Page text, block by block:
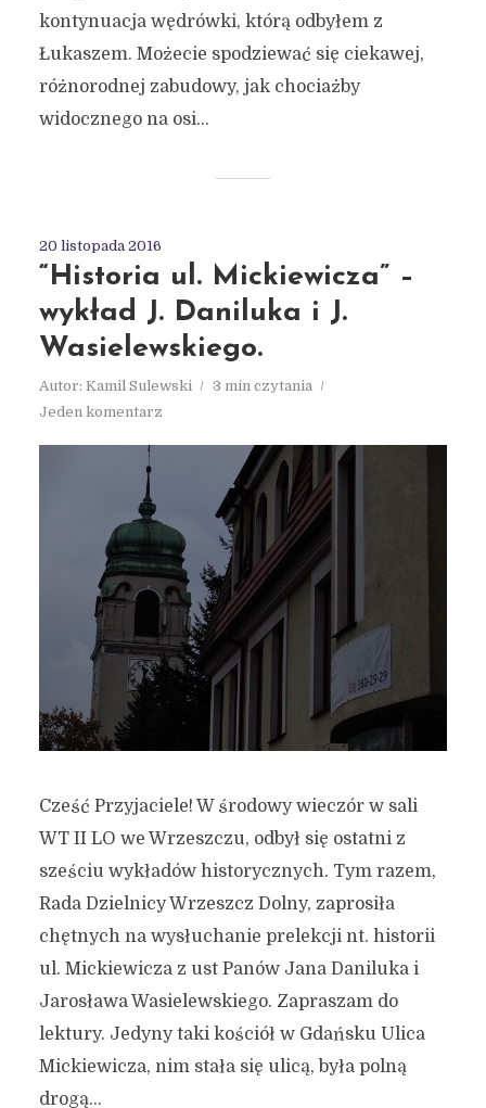
kontynuacja wędrówki, którą odbyłem z
Łukaszem. Możecie spodziewać się ciekawej,
różnorodnej zabudowy, jak chociażby
widocznego na osi...
20 listopada 2016
“Historia ul. Mickiewicza” –
wykład J. Daniluka i J.
Wasielewskiego.
Autor: Kamil Sulewski
3 min czytania
Jeden komentarz
Cześć Przyjaciele! W środowy wieczór w sali
WT II LO we Wrzeszczu, odbył się ostatni z
sześciu wykładów historycznych. Tym razem,
Rada Dzielnicy Wrzeszcz Dolny, zaprosiła
chętnych na wysłuchanie prelekcji nt. historii
ul. Mickiewicza z ust Panów Jana Daniluka i
Jarosława Wasielewskiego. Zapraszam do
lektury. Jedyny taki kościół w Gdańsku Ulica
Mickiewicza, nim stała się ulicą, była polną
drogą...